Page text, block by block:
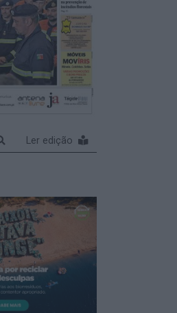
Ler edição